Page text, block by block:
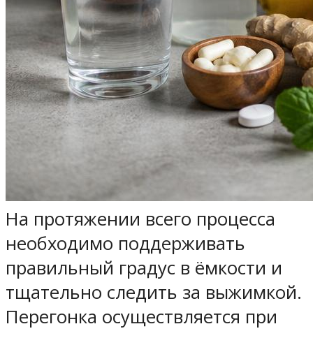
На протяжении всего процесса
необходимо поддерживать
правильный градус в ёмкости и
тщательно следить за выжимкой.
Перегонка осуществляется при